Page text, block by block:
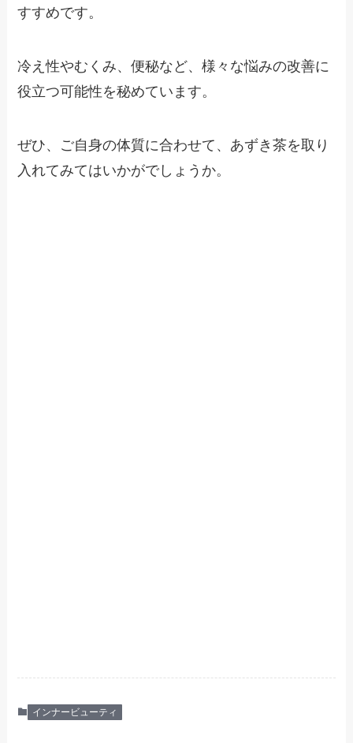
すすめです。
冷え性やむくみ、便秘など、様々な悩みの改善に
役立つ可能性を秘めています。
ぜひ、ご自身の体質に合わせて、あずき茶を取り
入れてみてはいかがでしょうか。
インナービューティ